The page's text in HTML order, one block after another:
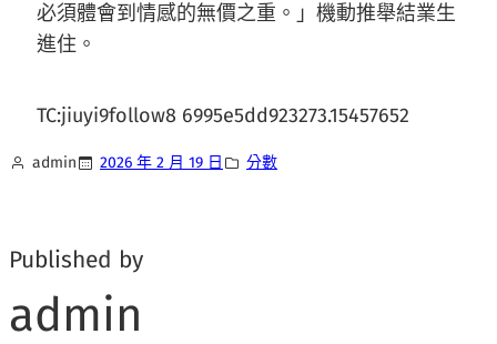
必須體會到情感的無價之重。」機動推舉結業生
進住。
TC:jiuyi9follow8 6995e5dd923273.15457652
admin 2026 年 2 月 19 日 分數
Published by
admin